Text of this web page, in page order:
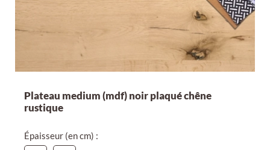
Plateau medium (mdf) noir plaqué chêne
rustique
Épaisseur (en cm) :